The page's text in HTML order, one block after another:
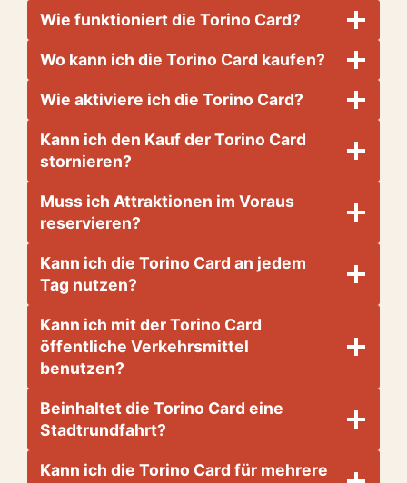
Wie funktioniert die Torino Card?
Wo kann ich die Torino Card kaufen?
Wie aktiviere ich die Torino Card?
Kann ich den Kauf der Torino Card
stornieren?
Muss ich Attraktionen im Voraus
reservieren?
Kann ich die Torino Card an jedem
Tag nutzen?
Kann ich mit der Torino Card
öffentliche Verkehrsmittel
benutzen?
Beinhaltet die Torino Card eine
Stadtrundfahrt?
Kann ich die Torino Card für mehrere